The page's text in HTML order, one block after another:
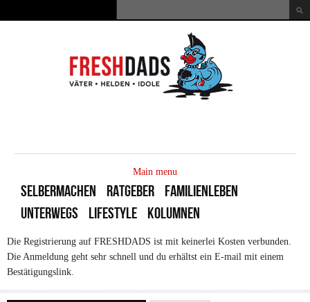
Suchformular
Main menu
SELBERMACHEN RATGEBER
FAMILIENLEBEN
UNTERWEGS
LIFESTYLE KOLUMNEN
Die Registrierung auf FRESHDADS ist mit keinerlei Kosten verbunden.
Die Anmeldung geht sehr schnell und du erhältst ein E-mail mit einem
Bestätigungslink.